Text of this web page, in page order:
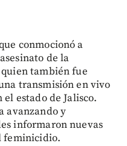
conmocionó a
de la
también fue
transmisión en vivo
estado de Jalisco.
avanzando y
informaron nuevas
feminicidio.